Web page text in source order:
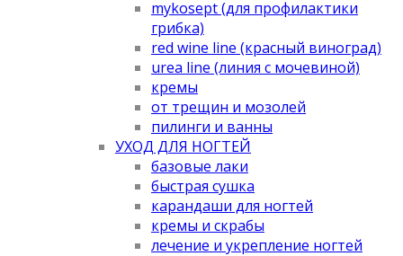
mykosept (для профилактики
грибка)
red wine line (красный виноград)
urea line (линия с мочевиной)
кремы
от трещин и мозолей
пилинги и ванны
УХОД ДЛЯ НОГТЕЙ
базовые лаки
быстрая сушка
карандаши для ногтей
кремы и скрабы
лечение и укрепление ногтей